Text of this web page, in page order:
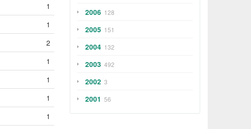
1
1
2
1
1
1
1
2006 128
2005 151
2004 132
2003 492
2002 3
2001 56